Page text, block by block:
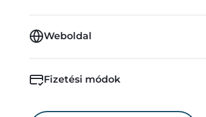
Weboldal
Fizetési módok